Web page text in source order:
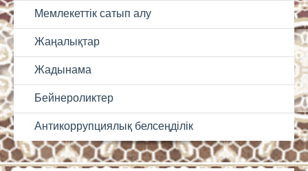
Мемлекеттік сатып алу
Жаңалықтар
Жадынама
Бейнероликтер
Антикоррупциялық белсеңділік